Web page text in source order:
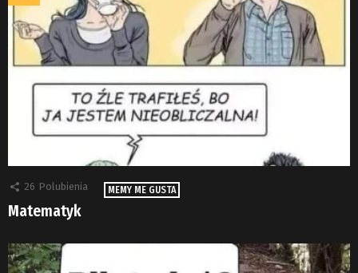
26 Polubienia MEMY ME GUSTA
Matematyk